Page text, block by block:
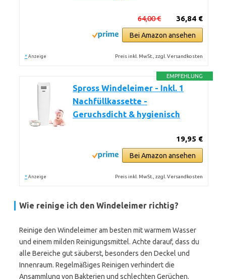
36,84 €
64,00 €
Bei Amazon ansehen
* Anzeige Preis inkl. MwSt., zzgl. Versandkosten
EMPFEHLUNG
Spross Windeleimer - Inkl. 1
Nachfüllkassette -
Geruchsdicht & hygienisch
19,95 €
Bei Amazon ansehen
* Anzeige Preis inkl. MwSt., zzgl. Versandkosten
Wie reinige ich den Windeleimer richtig?
Reinige den Windeleimer am besten mit warmem Wasser
und einem milden Reinigungsmittel. Achte darauf, dass du
alle Bereiche gut säuberst, besonders den Deckel und
Innenraum. Regelmäßiges Reinigen verhindert die
Ansammlung von Bakterien und schlechten Gerüchen.